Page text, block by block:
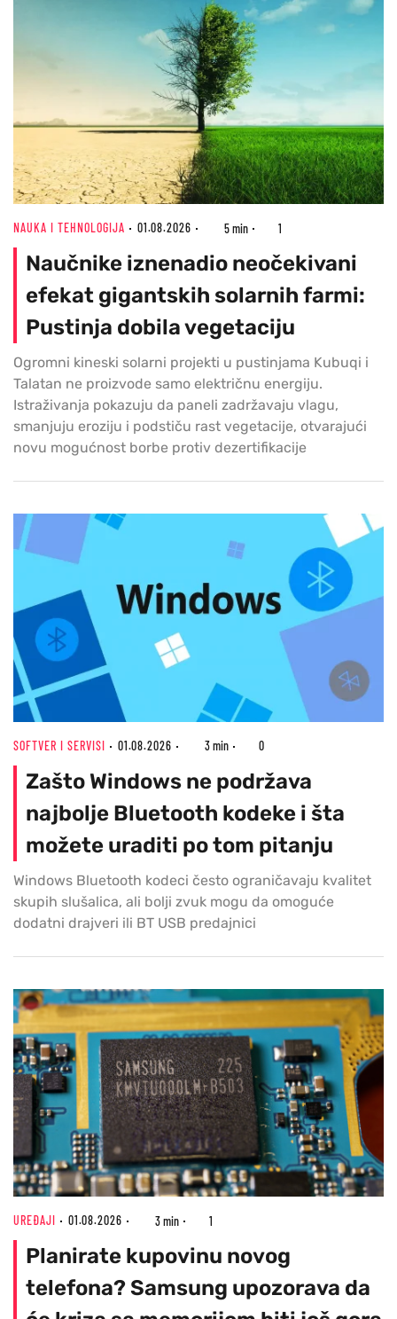
NAUKA I TEHNOLOGIJA 01.08.2026 5 min 1
Naučnike iznenadio neočekivani
efekat gigantskih solarnih farmi:
Pustinja dobila vegetaciju
Ogromni kineski solarni projekti u pustinjama Kubuqi i
Talatan ne proizvode samo električnu energiju.
Istraživanja pokazuju da paneli zadržavaju vlagu,
smanjuju eroziju i podstiču rast vegetacije, otvarajući
novu mogućnost borbe protiv dezertifikacije
SOFTVER I SERVISI 01.08.2026 3 min 0
Zašto Windows ne podržava
najbolje Bluetooth kodeke i šta
možete uraditi po tom pitanju
Windows Bluetooth kodeci često ograničavaju kvalitet
skupih slušalica, ali bolji zvuk mogu da omoguće
dodatni drajveri ili BT USB predajnici
UREĐAJI 01.08.2026 3 min 1
Planirate kupovinu novog
telefona? Samsung upozorava da